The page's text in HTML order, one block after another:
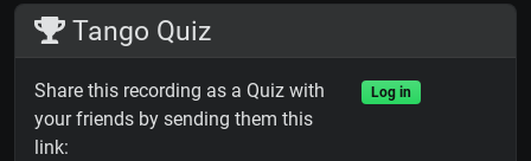
Tango Quiz
Share this recording as a Quiz with
your friends by sending them this
link:
Log in